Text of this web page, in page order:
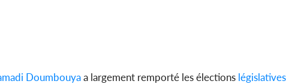
Doumbouyaa largement remporté les élections législatives